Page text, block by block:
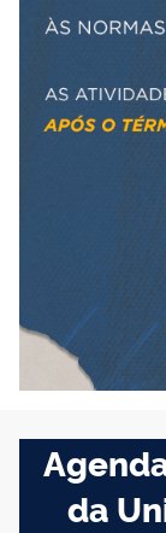
da